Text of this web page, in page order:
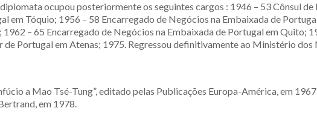
ocupou posteriormente os seguintes cargos : 1946 – 53 Cônsul
em Tóquio; 1956 – 58 Encarregado de Negócios na Embaixada de
– 65 Encarregado de Negócios na Embaixada de Portugal em Quito;
de Portugal em Atenas; 1975. Regressou definitivamente ao Ministério
a Mao Tsé-Tung”, editado pelas Publicações Europa-América, em
em 1978.